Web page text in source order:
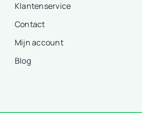
Klantenservice
Contact
Mijn account
Blog